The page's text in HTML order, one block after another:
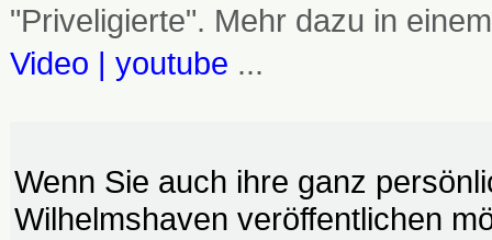
"Priveligierte". Mehr dazu in
Video | youtube ...
Wenn Sie auch ihre ganz
Wilhelmshaven veröffentlichen